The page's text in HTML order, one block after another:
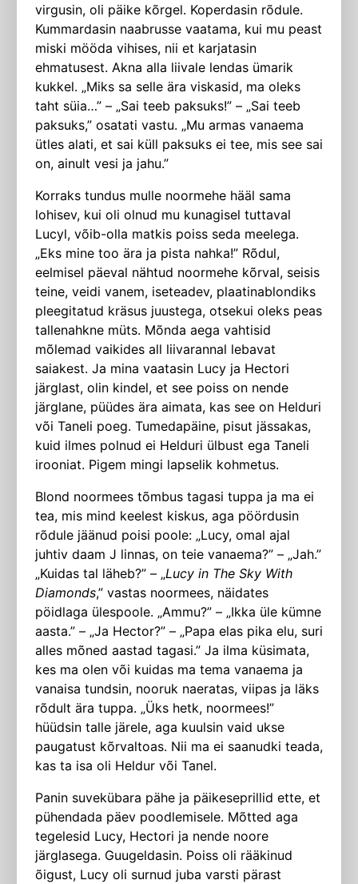
virgusin, oli päike kõrgel. Koperdasin rõdule.
Kummardasin naabrusse vaatama, kui mu peast
miski mööda vihises, nii et karjatasin
ehmatusest. Akna alla liivale lendas ümarik
kukkel. „Miks sa selle ära viskasid, ma oleks
taht süia…” – „Sai teeb paksuks!” – „Sai teeb
paksuks,” osatati vastu. „Mu armas vanaema
ütles alati, et sai küll paksuks ei tee, mis see sai
on, ainult vesi ja jahu.”
Korraks tundus mulle noormehe hääl sama
lohisev, kui oli olnud mu kunagisel tuttaval
Lucyl, võib-olla matkis poiss seda meelega.
„Eks mine too ära ja pista nahka!” Rõdul,
eelmisel päeval nähtud noormehe kõrval, seisis
teine, veidi vanem, iseteadev, plaatinablondiks
pleegitatud kräsus juustega, otsekui oleks peas
tallenahkne müts. Mõnda aega vahtisid
mõlemad vaikides all liivarannal lebavat
saiakest. Ja mina vaatasin Lucy ja Hectori
järglast, olin kindel, et see poiss on nende
järglane, püüdes ära aimata, kas see on Helduri
või Taneli poeg. Tumedapäine, pisut jässakas,
kuid ilmes polnud ei Helduri ülbust ega Taneli
irooniat. Pigem mingi lapselik kohmetus.
Blond noormees tõmbus tagasi tuppa ja ma ei
tea, mis mind keelest kiskus, aga pöördusin
rõdule jäänud poisi poole: „Lucy, omal ajal
juhtiv daam J linnas, on teie vanaema?” – „Jah.”
„Kuidas tal läheb?” – „Lucy in The Sky With
Diamonds,” vastas noormees, näidates
pöidlaga ülespoole. „Ammu?” – „Ikka üle kümne
aasta.” – „Ja Hector?” – „Papa elas pika elu, suri
alles mõned aastad tagasi.” Ja ilma küsimata,
kes ma olen või kuidas ma tema vanaema ja
vanaisa tundsin, nooruk naeratas, viipas ja läks
rõdult ära tuppa. „Üks hetk, noormees!”
hüüdsin talle järele, aga kuulsin vaid ukse
paugatust kõrvaltoas. Nii ma ei saanudki teada,
kas ta isa oli Heldur või Tanel.
Panin suvekübara pähe ja päikeseprillid ette, et
pühendada päev poodlemisele. Mõtted aga
tegelesid Lucy, Hectori ja nende noore
järglasega. Guugeldasin. Poiss oli rääkinud
õigust, Lucy oli surnud juba varsti pärast